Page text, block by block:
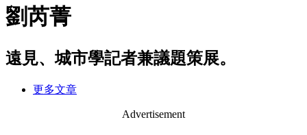
劉芮菁
遠見、城市學記者兼議題策展。
更多文章
Advertisement